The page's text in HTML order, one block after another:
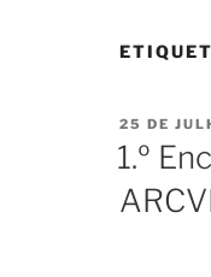
EM
25 DE
1.º